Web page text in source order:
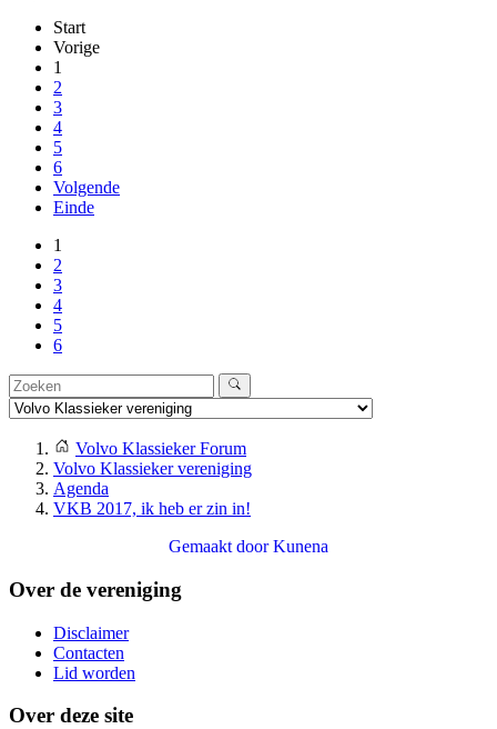
Start
Vorige
1
2
3
4
5
6
Volgende
Einde
1
2
3
4
5
6
Volvo Klassieker Forum
Volvo Klassieker vereniging
Agenda
VKB 2017, ik heb er zin in!
Gemaakt doorKunena
Over de vereniging
Disclaimer
Contacten
Lid worden
Over deze site